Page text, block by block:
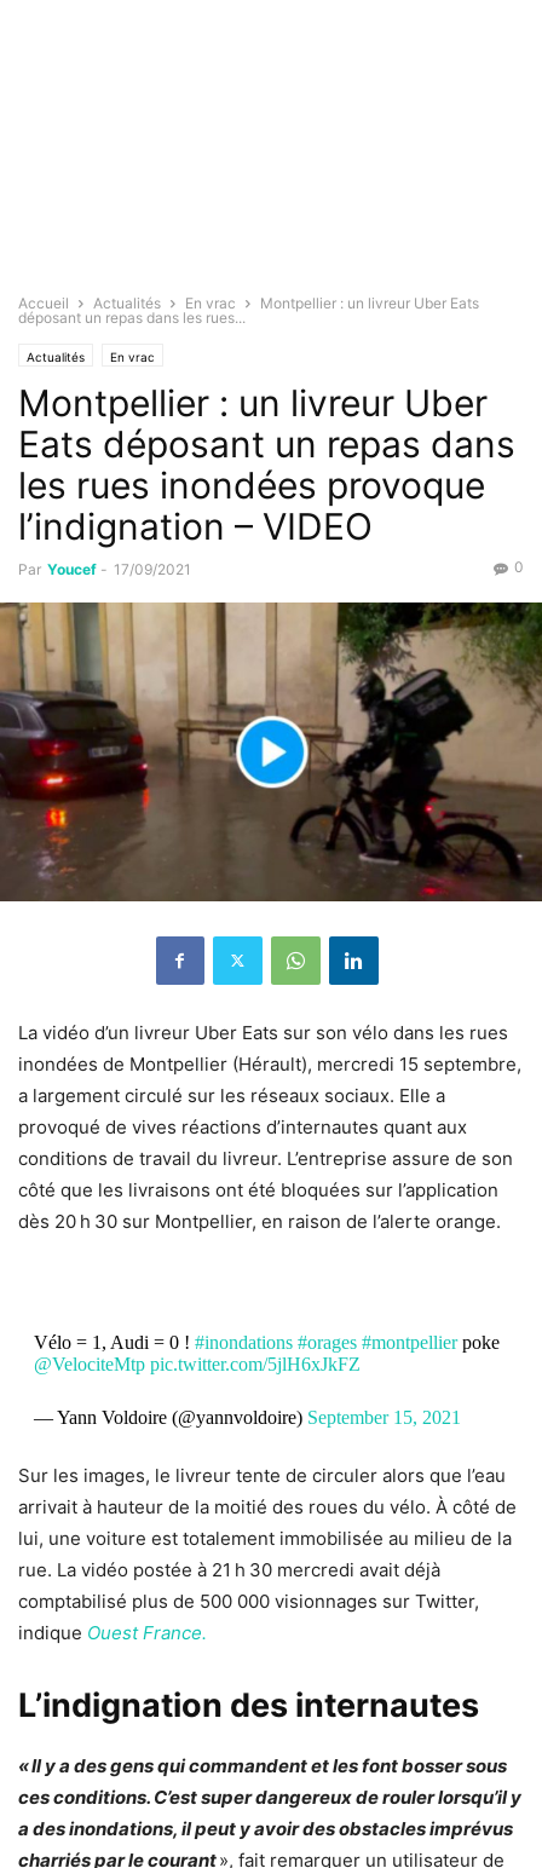
Accueil Actualités En vrac
Montpellier : un livreur Uber Eats
déposant un repas dans les rues...
Actualités En vrac
Montpellier : un livreur Uber
Eats déposant un repas dans
les rues inondées provoque
l’indignation – VIDEO
Par Youcef - 17/09/2021 0
La vidéo d’un livreur Uber Eats sur son vélo dans les rues
inondées de Montpellier (Hérault), mercredi 15 septembre,
a largement circulé sur les réseaux sociaux. Elle a
provoqué de vives réactions d’internautes quant aux
conditions de travail du livreur. L’entreprise assure de son
côté que les livraisons ont été bloquées sur l’application
dès 20 h 30 sur Montpellier, en raison de l’alerte orange.
Vélo = 1, Audi = 0 ! #inondations #orages #montpellierpoke
@VelociteMtp pic.twitter.com/5jlH6xJkFZ
— Yann Voldoire (@yannvoldoire) September 15, 2021
Sur les images, le livreur tente de circuler alors que l’eau
arrivait à hauteur de la moitié des roues du vélo. À côté de
lui, une voiture est totalement immobilisée au milieu de la
rue. La vidéo postée à 21 h 30 mercredi avait déjà
comptabilisé plus de 500 000 visionnages sur Twitter,
indique Ouest France.
L’indignation des internautes
« Il y a des gens qui commandent et les font bosser sous
ces conditions. C’est super dangereux de rouler lorsqu’il y
a des inondations, il peut y avoir des obstacles imprévus
charriés par le courant», fait remarquer un utilisateur de